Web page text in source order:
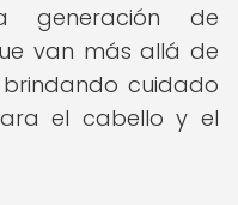
generación de
van más allá de
cuidado
el cabello y el